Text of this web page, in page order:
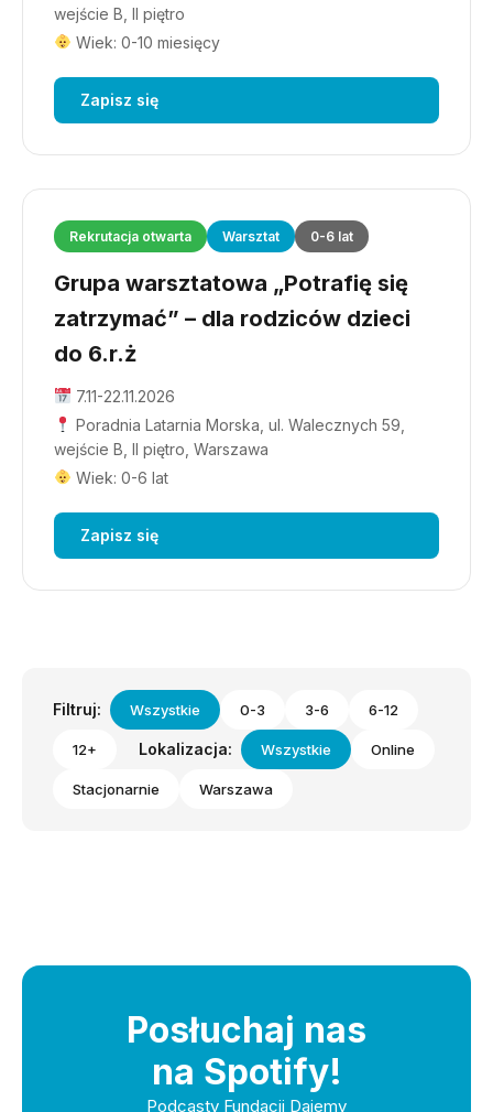
wejście B, II piętro
Wiek: 0-10 miesięcy
Zapisz się
Rekrutacja otwarta Warsztat 0-6 lat
Grupa warsztatowa „Potrafię się
zatrzymać” – dla rodziców dzieci
do 6.r.ż
7.11-22.11.2026
Poradnia Latarnia Morska, ul. Walecznych 59,
wejście B, II piętro, Warszawa
Wiek: 0-6 lat
Zapisz się
Filtruj: Wszystkie 0-3 3-6 6-12
12+ Lokalizacja: Wszystkie Online
Stacjonarnie Warszawa
Posłuchaj nas
na Spotify!
Podcasty Fundacji Dajemy